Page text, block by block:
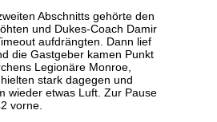
Abschnitts gehörte den
und Dukes-Coach Damir
aufdrängten. Dann lief
die Gastgeber kamen Punkt
Legionäre Monroe,
stark dagegen und
wieder etwas Luft. Zur Pause
vorne.